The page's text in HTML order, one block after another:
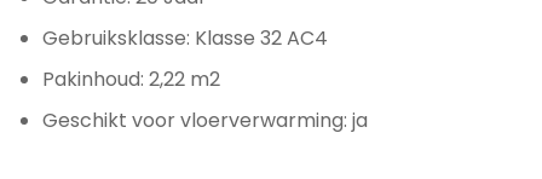
Gebruiksklasse: Klasse 32 AC4
Pakinhoud: 2,22 m2
Geschikt voor vloerverwarming: ja